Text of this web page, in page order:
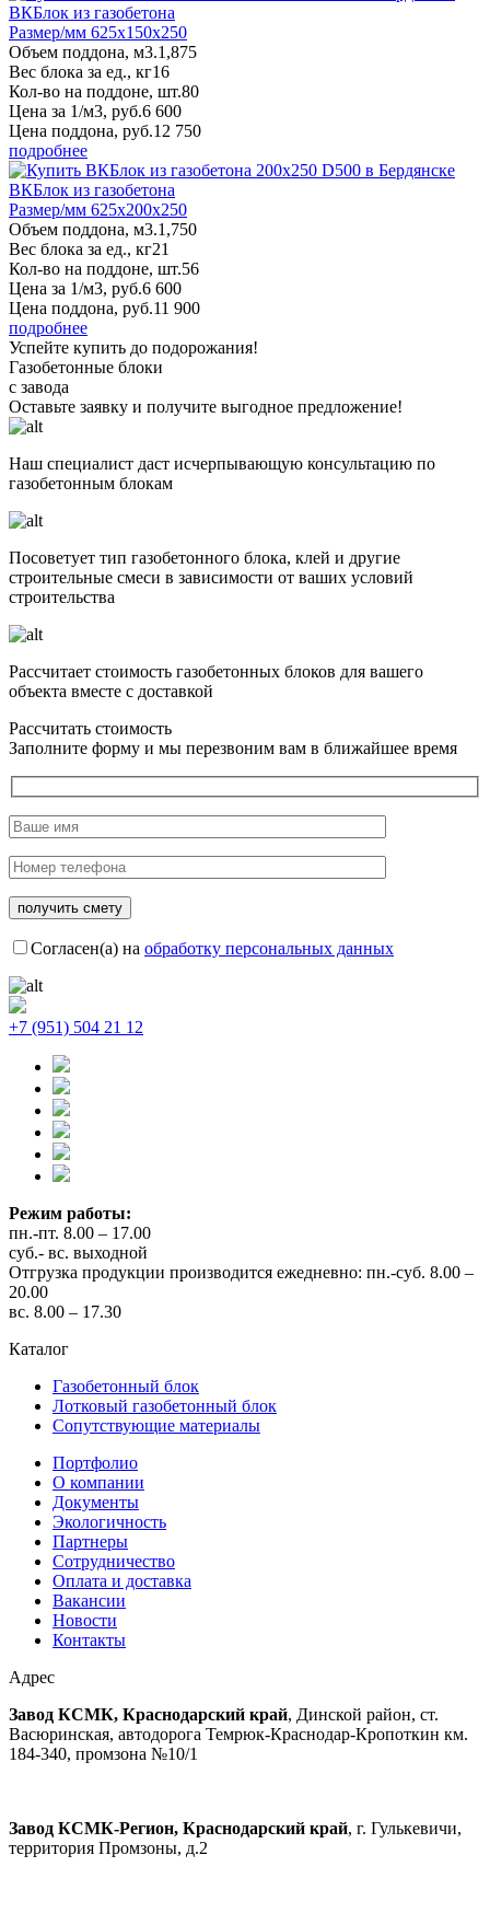
ВКБлок из газобетона
Размер/мм 625x150x250
Объем поддона, м3.1,875
Вес блока за ед., кг16
Кол-во на поддоне, шт.80
Цена за 1/м3, руб.6 600
Цена поддона, руб.12 750
подробнее
ВКБлок из газобетона
Размер/мм 625x200x250
Объем поддона, м3.1,750
Вес блока за ед., кг21
Кол-во на поддоне, шт.56
Цена за 1/м3, руб.6 600
Цена поддона, руб.11 900
подробнее
Успейте купить до подорожания!
Газобетонные блоки
с завода
Оставьте заявку и получите выгодное предложение!
Наш специалист даст исчерпывающую консультацию по
газобетонным блокам
Посоветует тип газобетонного блока, клей и другие
строительные смеси в зависимости от ваших условий
строительства
Рассчитает стоимость газобетонных блоков для вашего
объекта вместе с доставкой
Рассчитать стоимость
Заполните форму и мы перезвоним вам в ближайшее время
Согласен(а) на обработку персональных данных
+7 (951) 504 21 12
Режим работы:
пн.-пт. 8.00 – 17.00
суб.- вс. выходной
Отгрузка продукции производится ежедневно: пн.-суб. 8.00 –
20.00
вс. 8.00 – 17.30
Каталог
Газобетонный блок
Лотковый газобетонный блок
Сопутствующие материалы
Портфолио
О компании
Документы
Экологичность
Партнеры
Сотрудничество
Оплата и доставка
Вакансии
Новости
Контакты
Адрес
Завод КСМК, Краснодарский край, Динской район, ст.
Васюринская, автодорога Темрюк-Краснодар-Кропоткин км.
184-340, промзона №10/1
Завод КСМК-Регион, Краснодарский край, г. Гулькевичи,
территория Промзоны, д.2